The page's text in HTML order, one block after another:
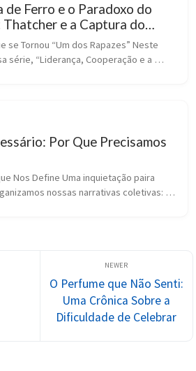
de Ferro e o Paradoxo do
e a Captura do
se Tornou “Um dos Rapazes” Neste
série, “Liderança, Cooperação e a
Por Que Precisamos
Nos Define Uma inquietação paira
nossas narrativas coletivas: a
O Perfume que Não Senti:
Uma Crônica Sobre a
Dificuldade de Celebrar